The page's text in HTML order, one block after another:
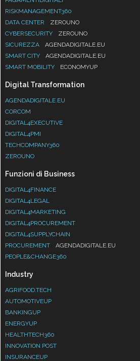
RISKMANAGEMENT360
DATA CENTER
ZEROUNO
CYBERSECURITY
ZEROUNO
SICUREZZA
AGENDADIGITALE.EU
SMART CITY
AGENDADIGITALE.EU
SMART MOBILITY
ECONOMYUP
Digital Transformation
AGENDADIGITALE.EU
CORCOM
DIGITAL4EXECUTIVE
DIGITAL4PMI
TECHCOMPANY360
ZEROUNO
Funzioni di Business
DIGITAL4FINANCE
DIGITAL4LEGAL
DIGITAL4MARKETING
DIGITAL4PROCUREMENT
DIGITAL4SUPPLYCHAIN
PROCUREMENT
AGENDADIGITALE.EU
PEOPLE&CHANGE360
Industry
AGRIFOOD.TECH
AUTOMOTIVEUP
BANKINGUP
ENERGYUP
HEALTHTECH360
INNOVATION POST
INSURANCEUP